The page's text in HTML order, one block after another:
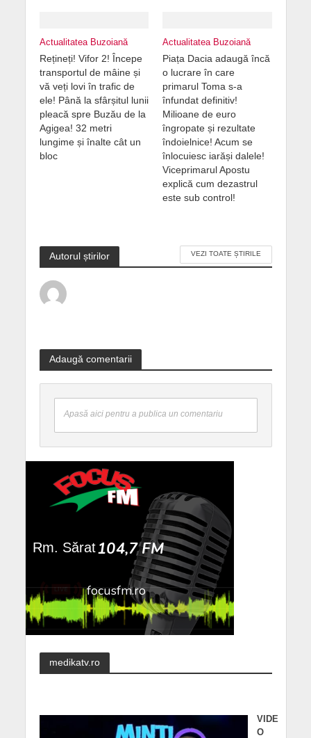
Actualitatea Buzoiană
Rețineți! Vifor 2! Începe
transportul de mâine și
vă veți lovi în trafic de
ele! Până la sfârșitul lunii
pleacă spre Buzău de la
Agigea! 32 metri
lungime și înalte cât un
bloc
Actualitatea Buzoiană
Piața Dacia adaugă încă
o lucrare în care
primarul Toma s-a
înfundat definitiv!
Milioane de euro
îngropate și rezultate
îndoielnice! Acum se
înlocuiesc iarăși dalele!
Viceprimarul Apostu
explică cum dezastrul
este sub control!
Autorul știrilor VEZI TOATE ȘTIRILE
Adaugă comentarii
Apasă aici pentru a publica un comentariu
medikatv.ro
VIDE
O